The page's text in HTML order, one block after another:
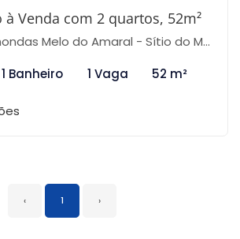
Venda com 2 quartos, 52m²
Melo do Amaral - Sítio do Mandaqui, São Paulo-SP
1 Banheiro 1 Vaga 52 m²
‹ 1 ›